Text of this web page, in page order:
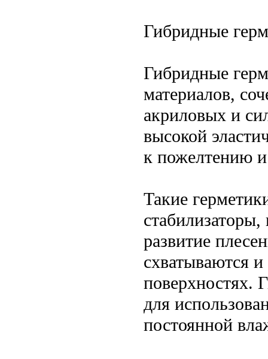
Гибридные
Гибридные
материалов,
акриловых и
высокой
к пожелтению
Такие
развитие
схватываются
поверхностях.
для
постоянной